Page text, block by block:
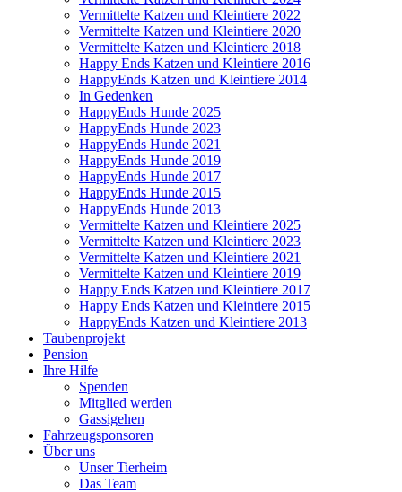
Vermittelte Katzen und Kleintiere 2022
Vermittelte Katzen und Kleintiere 2020
Vermittelte Katzen und Kleintiere 2018
Happy Ends Katzen und Kleintiere 2016
HappyEnds Katzen und Kleintiere 2014
In Gedenken
HappyEnds Hunde 2025
HappyEnds Hunde 2023
HappyEnds Hunde 2021
HappyEnds Hunde 2019
HappyEnds Hunde 2017
HappyEnds Hunde 2015
HappyEnds Hunde 2013
Vermittelte Katzen und Kleintiere 2025
Vermittelte Katzen und Kleintiere 2023
Vermittelte Katzen und Kleintiere 2021
Vermittelte Katzen und Kleintiere 2019
Happy Ends Katzen und Kleintiere 2017
Happy Ends Katzen und Kleintiere 2015
HappyEnds Katzen und Kleintiere 2013
Taubenprojekt
Pension
Ihre Hilfe
Spenden
Mitglied werden
Gassigehen
Fahrzeugsponsoren
Über uns
Unser Tierheim
Das Team